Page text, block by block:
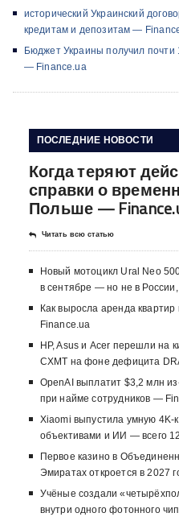
исторический Украинский
кредитам и депозитам —
Бюджет Украины получил
— Finance.ua
ПОСЛЕДНИЕ НОВОСТИ
Когда теряют
справки о
Польше —
Читать всю статью
Новый мотоцикл Ural Neo
в сентябре — но не в
Как выросла аренда
Finance.ua
HP, Asus и Acer перешли на
CXMT на фоне дефицита
OpenAI выплатит $3,2 млн
при найме сотрудников —
Xiaomi выпустила умную 4K-
объективами и ИИ — всего
Первое казино в
Эмиратах откроется в 2027
Учёные создали
внутри одного фотонного